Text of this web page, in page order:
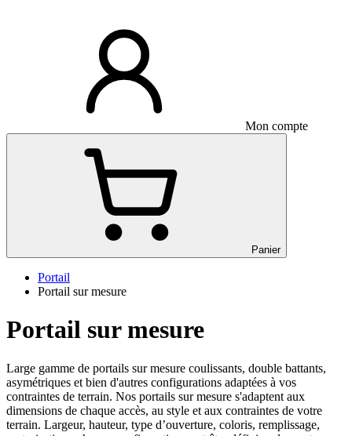
Mon compte
Panier
Portail
Portail sur mesure
Portail sur mesure
Large gamme de portails sur mesure coulissants, double battants,
asymétriques et bien d'autres configurations adaptées à vos
contraintes de terrain. Nos portails sur mesure s'adaptent aux
dimensions de chaque accès, au style et aux contraintes de votre
terrain. Largeur, hauteur, type d’ouverture, coloris, remplissage,